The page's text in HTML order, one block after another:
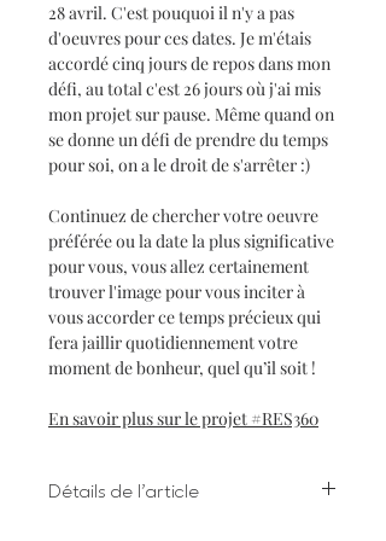
28 avril. C'est pouquoi il n'y a pas
d'oeuvres pour ces dates. Je m'étais
accordé cinq jours de repos dans mon
défi, au total c'est 26 jours où j'ai mis
mon projet sur pause. Même quand on
se donne un défi de prendre du temps
pour soi, on a le droit de s'arrêter :)
Continuez de chercher votre oeuvre
préférée ou la date la plus significative
pour vous, vous allez certainement
trouver l'image pour vous inciter à
vous accorder ce temps précieux qui
fera jaillir quotidiennement votre
moment de bonheur, quel qu’il soit !
En savoir plus sur le projet #RES360
Détails de l'article